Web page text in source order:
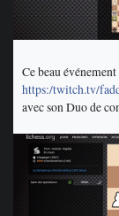
Ce beau
https:/twitch.tv/
avec son Duo de